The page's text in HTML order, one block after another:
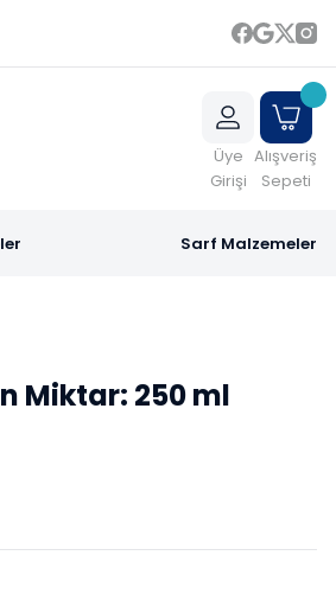
Üye
Girişi
Alışveriş
Sepeti
Sarf Malzemeler
Miktar: 250 ml